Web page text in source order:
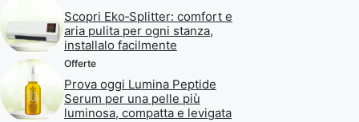
Scopri Eko‑Splitter: comfort e
aria pulita per ogni stanza,
installalo facilmente
Offerte
Prova oggi Lumina Peptide
Serum per una pelle più
luminosa, compatta e levigata